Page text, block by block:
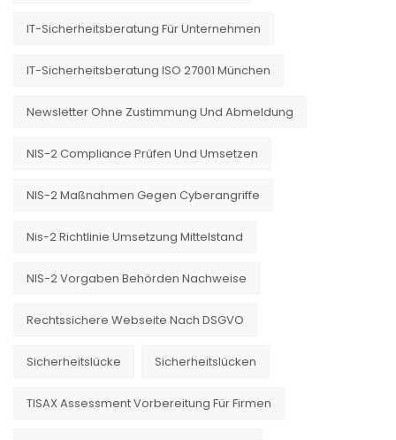
IT-Sicherheitsberatung Für Unternehmen
IT-Sicherheitsberatung ISO 27001 München
Newsletter Ohne Zustimmung Und Abmeldung
NIS-2 Compliance Prüfen Und Umsetzen
NIS-2 Maßnahmen Gegen Cyberangriffe
Nis-2 Richtlinie Umsetzung Mittelstand
NIS-2 Vorgaben Behörden Nachweise
Rechtssichere Webseite Nach DSGVO
Sicherheitslücke Sicherheitslücken
TISAX Assessment Vorbereitung Für Firmen